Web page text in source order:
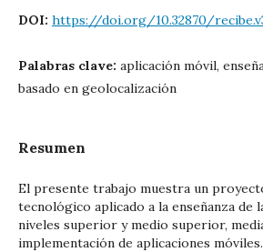
DOI: https://doi.org/10.32870/
Palabras clave: aplicación móvil,
basado en geolocalización
Resumen
El presente trabajo muestra un
tecnológico aplicado a la enseñanza de
niveles superior y medio superior,
implementación de aplicaciones